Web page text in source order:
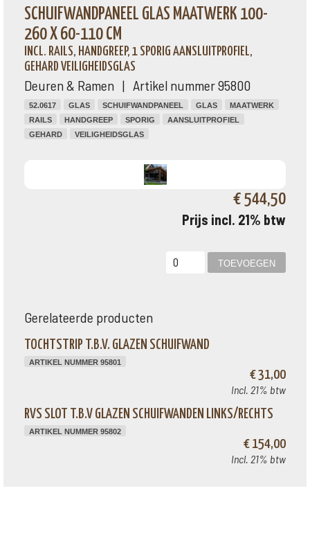
SCHUIFWANDPANEEL GLAS MAATWERK 100-
260 X 60-110 CM
INCL. RAILS, HANDGREEP, 1 SPORIG AANSLUITPROFIEL,
GEHARD VEILIGHEIDSGLAS
Deuren & Ramen | Artikel nummer 95800
52.0617 GLAS SCHUIFWANDPANEEL GLAS
MAATWERK
RAILS
HANDGREEP SPORIG
AANSLUITPROFIEL
GEHARD
VEILIGHEIDSGLAS
€ 544,50
Prijs incl. 21% btw
Gerelateerde producten
TOCHTSTRIP T.B.V. GLAZEN SCHUIFWAND
ARTIKEL NUMMER 95801
€ 31,00
Incl. 21% btw
RVS SLOT T.B.V GLAZEN SCHUIFWANDEN LINKS/RECHTS
ARTIKEL NUMMER 95802
€ 154,00
Incl. 21% btw